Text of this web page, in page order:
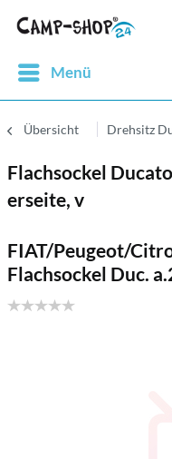
Menü
Übersicht Drehsitz
Flachsockel
erseite, v
FIAT/Peugeot/
Flachsockel Duc.